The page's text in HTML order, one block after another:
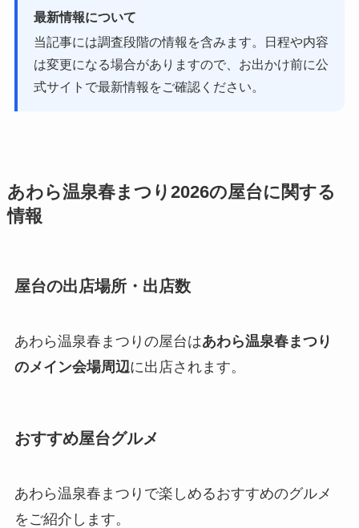
最新情報について
当記事には調査段階の情報を含みます。日程や内容
は変更になる場合がありますので、お出かけ前に公
式サイトで最新情報をご確認ください。
あわら温泉春まつり2026の屋台に関する
情報
屋台の出店場所・出店数
あわら温泉春まつりの屋台はあわら温泉春まつり
のメイン会場周辺に出店されます。
おすすめ屋台グルメ
あわら温泉春まつりで楽しめるおすすめのグルメ
をご紹介します。